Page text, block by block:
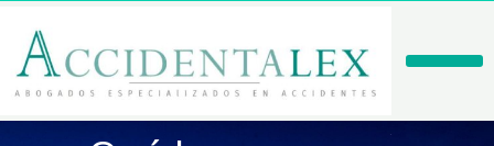
contenido